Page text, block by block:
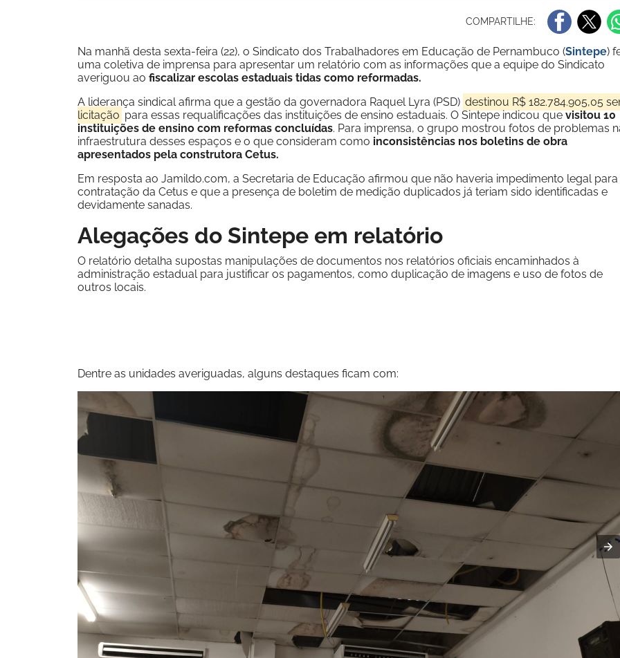
COMPARTILHE:
Na manhã desta sexta-feira (22), o Sindicato dos Trabalhadores em Educação de Pernambuco (Sintepe)
uma coletiva de imprensa para apresentar um relatório com as informações que a equipe do Sindicato
averiguou ao fiscalizar escolas estaduais tidas como reformadas.
A liderança sindical afirma que a gestão da governadora Raquel Lyra (PSD) destinou R$ 182.784.905,05
licitação para essas requalificações das instituições de ensino estaduais. O Sintepe indicou quevisitou 10
instituições de ensino com reformas concluídas. Para imprensa, o grupo mostrou fotos de problemas
infraestrutura desses espaços e o que consideram como inconsistências nos boletins de obra
apresentados pela construtora Cetus.
Em resposta ao Jamildo.com, a Secretaria de Educação afirmou que não haveria impedimento legal para
contratação da Cetus e que a presença de boletim de medição duplicados já teriam sido identificadas e
devidamente sanadas.
Alegações do Sintepe em relatório
O relatório detalha supostas manipulações de documentos nos relatórios oficiais encaminhados à
administração estadual para justificar os pagamentos, como duplicação de imagens e uso de fotos de
outros locais.
Dentre as unidades averiguadas, alguns destaques ficam com: